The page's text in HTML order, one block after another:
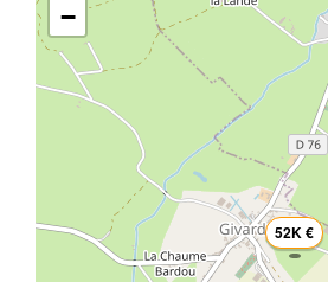
52K €
−